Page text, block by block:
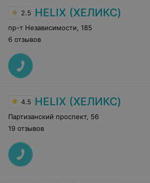
2.5 HELIX (ХЕЛИКС)
пр-т Независимости 185
6 отзывов
4.5 HELIX (ХЕЛИКС)
Партизанский проспект, 56
19 отзывов